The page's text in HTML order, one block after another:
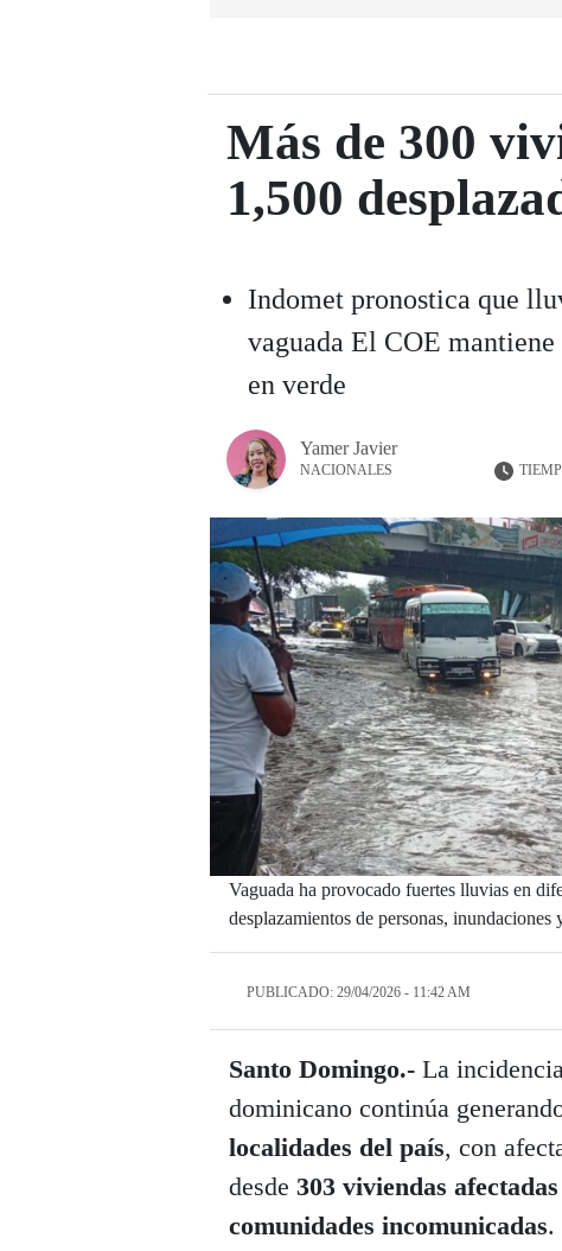
Más de 300
1,500
Indomet pronostica que
vaguada El COE
en verde
Yamer Javier
NACIONALES
Vaguada ha provocado fuertes lluvias en
desplazamientos de personas, inundaciones
PUBLICADO: 29/04/2026 - 11:42 AM
Santo Domingo.- La
dominicano continúa
localidades del país, con
desde 303 viviendas
comunidades incomunicadas.